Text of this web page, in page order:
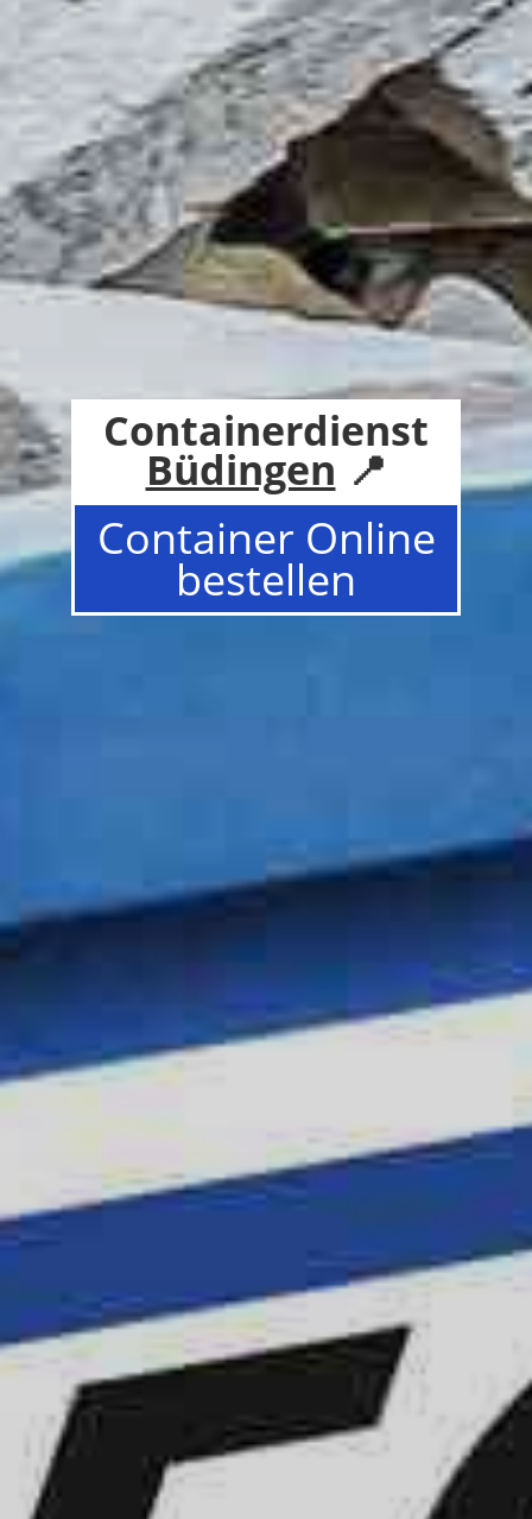
Containerdienst
Büdingen 📍
Container Online
bestellen